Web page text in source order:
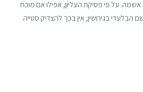
על פי פסיקת העליון, אפילו אם מוכח
הבלעדי בגירושין, אין בכך להצדיק סטייה